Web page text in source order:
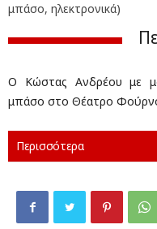
μπάσο, ηλεκτρονικά)
Ο Κώστας Ανδρέου με
μπάσο στο Θέατρο
Περισσότερα